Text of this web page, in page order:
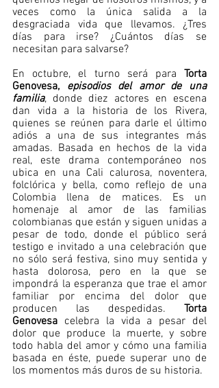
veces como la única salida a la
desgraciada vida que llevamos. ¿Tres
días para irse? ¿Cuántos días se
necesitan para salvarse?
En octubre, el turno será para Torta
Genovesa, episodios del amor de una
familia, donde diez actores en escena
dan vida a la historia de los Rivera,
quienes se reúnen para darle el último
adiós a una de sus integrantes más
amadas. Basada en hechos de la vida
real, este drama contemporáneo nos
ubica en una Cali calurosa, noventera,
folclórica y bella, como reflejo de una
Colombia llena de matices. Es un
homenaje al amor de las familias
colombianas que están y siguen unidas a
pesar de todo, donde el público será
testigo e invitado a una celebración que
no sólo será festiva, sino muy sentida y
hasta dolorosa, pero en la que se
impondrá la esperanza que trae el amor
familiar por encima del dolor que
producen las despedidas. Torta
Genovesa celebra la vida a pesar del
dolor que produce la muerte, y sobre
todo habla del amor y cómo una familia
basada en éste, puede superar uno de
los momentos más duros de su historia.